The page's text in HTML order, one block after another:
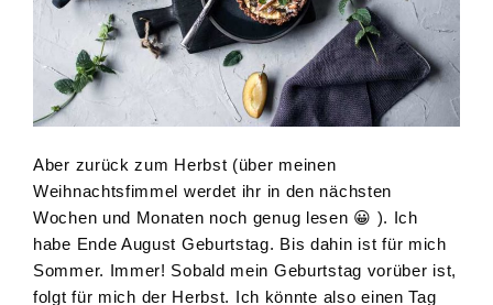
Aber zurück zum Herbst (über meinen
Weihnachtsfimmel werdet ihr in den nächsten
Wochen und Monaten noch genug lesen 😀 ). Ich
habe Ende August Geburtstag. Bis dahin ist für mich
Sommer. Immer! Sobald mein Geburtstag vorüber ist,
folgt für mich der Herbst. Ich könnte also einen Tag